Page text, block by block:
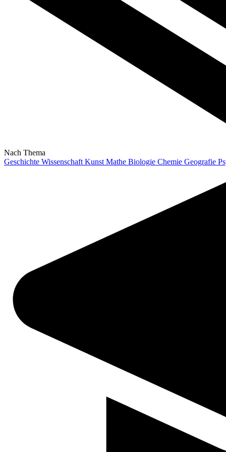
Nach Thema
Geschichte Wissenschaft Kunst Mathe Biologie Chemie Geografie